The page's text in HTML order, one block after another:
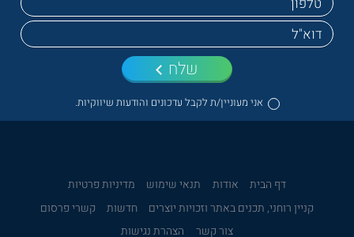
אני מעוניין/ת לקבל עדכונים והודעות שיווקיות.
שלח
דף הבית אודות תנאי שימוש
מדיניות פרטיות
קניין רוחני, תכנים באתר וזכויות יוצרים
חדשות
קשרי פרסום
צור קשר
הצהרת נגישות